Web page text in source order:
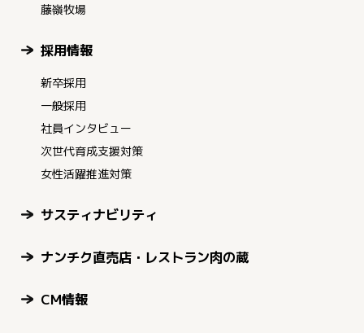
藤嶺牧場
採用情報
新卒採用
一般採用
社員インタビュー
次世代育成支援対策
女性活躍推進対策
サスティナビリティ
ナンチク直売店・レストラン肉の蔵
CM情報